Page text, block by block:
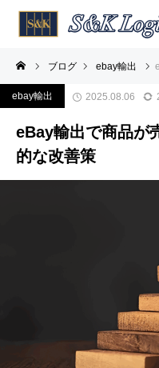
ブログ ebay輸出
ebay輸出 2025.08.06
eBay輸出で商品が
的な改善策